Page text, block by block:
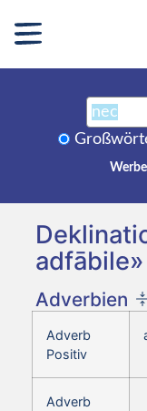
adfābile»
Adverbien
Adverb
Positiv
Adverb